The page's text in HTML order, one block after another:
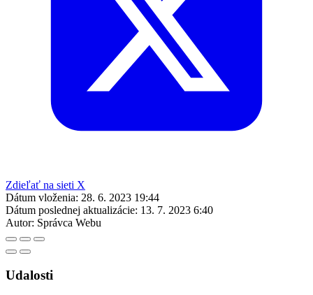
Zdieľať na sieti X
Dátum vloženia: 28. 6. 2023 19:44
Dátum poslednej aktualizácie: 13. 7. 2023 6:40
Autor: Správca Webu
Udalosti